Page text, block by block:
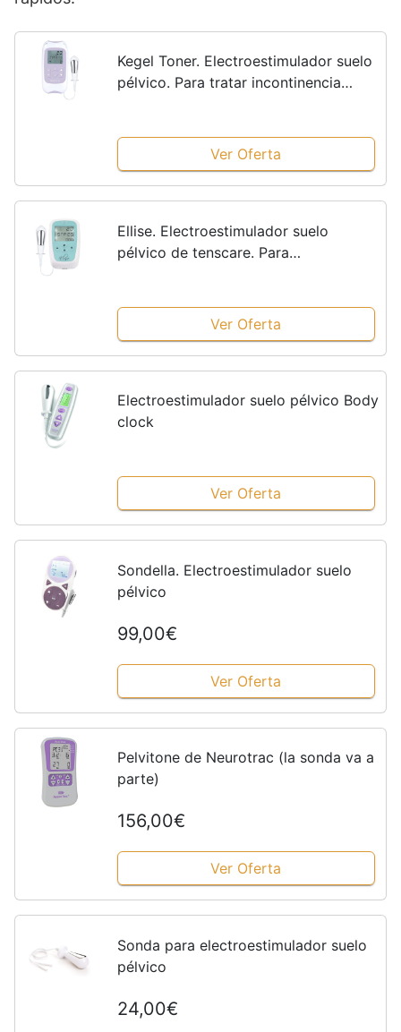
Kegel Toner. Electroestimulador suelo
pélvico. Para tratar incontinencia
Ver Oferta
Ellise. Electroestimulador suelo
pélvico de tenscare. Para
con batería
Ver Oferta
Electroestimulador suelo pélvico Body
clock
Ver Oferta
Sondella. Electroestimulador suelo
pélvico
99,00€
Ver Oferta
Pelvitone de Neurotrac (la sonda va a
parte)
156,00€
Ver Oferta
Sonda para electroestimulador suelo
pélvico
24,00€